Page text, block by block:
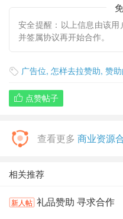
安全提醒：以上信息由该
并签属协议再开始合作。
 广告位, 怎样去拉赞助, 赞
 点赞帖子
查看更多 商业资源
相关推荐
新人帖 礼品赞助 寻求合作